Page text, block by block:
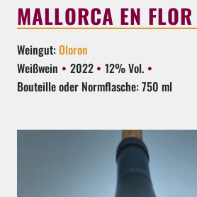
MALLORCA EN FLOR
Weingut:Oloron
Weißwein
2022
12% Vol.
Bouteille oder Normflasche: 750 ml